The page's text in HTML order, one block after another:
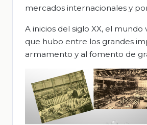
mercados internacionales y
A inicios del siglo XX, el
que hubo entre los grandes
armamento y al fomento de